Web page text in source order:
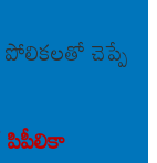
చెప్పే
పిపీలికా